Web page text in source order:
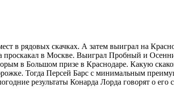
в рядовых скачках. А затем выиграл на
проскакал в Москве. Выиграл Пробный и
в Большом призе в Краснодаре. Какую
Тогда Персей Барс с минимальным
результаты Конарда Лорда говорят о